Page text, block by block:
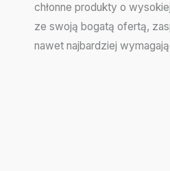
chłonne produkty o
ze swoją bogatą ofertą,
nawet najbardziej